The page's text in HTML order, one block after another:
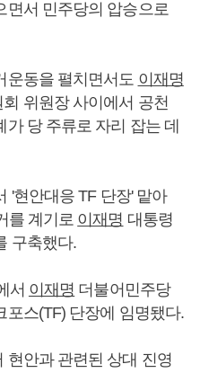
면서 민주당의 압승으로
운동을 펼치면서도 이재명
위원장 사이에서 공천
당 주류로 자리 잡는 데
'현안대응 TF 단장' 맡아
를 계기로 이재명 대통령
구축했다.
서 이재명 더불어민주당
스(TF) 단장에 임명됐다.
현안과 관련된 상대 진영